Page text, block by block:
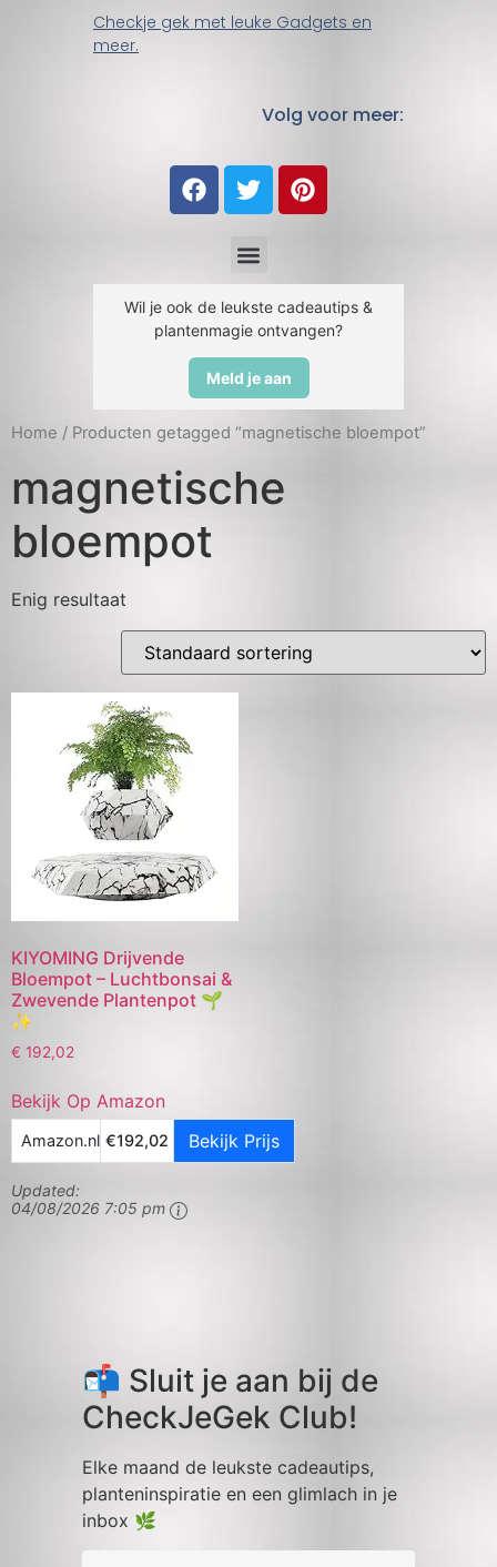
Checkje gek met leuke Gadgets en
meer.
Volg voor meer:
Wil je ook de leukste cadeautips &
plantenmagie ontvangen?
Meld je aan
Home / Producten getagged “magnetische bloempot”
magnetische
bloempot
Enig resultaat
KIYOMING Drijvende
Bloempot – Luchtbonsai &
Zwevende Plantenpot 🌱
✨
€ 192,02
Bekijk Op Amazon
Amazon.nl €192,02 Bekijk Prijs
Updated:
04/08/2026 7:05 pm
📬 Sluit je aan bij de
CheckJeGek Club!
Elke maand de leukste cadeautips,
planteninspiratie en een glimlach in je
inbox 🌿